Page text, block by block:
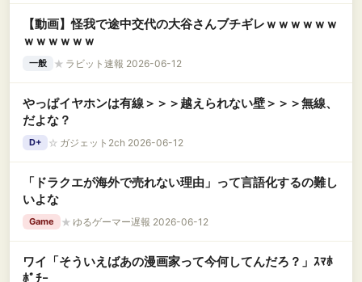
【動画】怪我で途中交代の大谷さんブチギレｗｗｗｗｗｗ
ｗｗｗｗｗｗ
一般 ★ ラビット速報 2026-06-12
やっぱイヤホンは有線＞＞＞越えられない壁＞＞＞無線、
だよな？
D+ ☆ ガジェット2ch 2026-06-12
「ドラクエが海外で売れない理由」って言語化するの難し
いよな
Game ★ ゆるゲーマー遅報 2026-06-12
ワイ「そういえばあの漫画家って今何してんだろ？」ｽﾏﾎ
ﾎﾟﾁｰ